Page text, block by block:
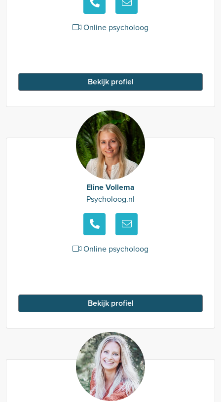
Online psycholoog
Bekijk profiel
Eline Vollema
Psycholoog.nl
Online psycholoog
Bekijk profiel